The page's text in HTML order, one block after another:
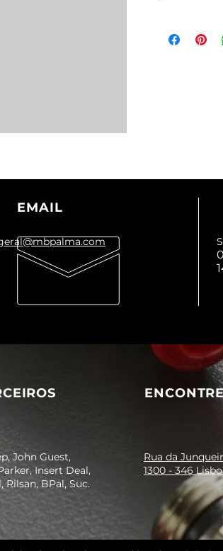
EMAIL
John Guest,
Insert Deal,
Rilsan, BPal, Suc.
Rua da
1300 - 346